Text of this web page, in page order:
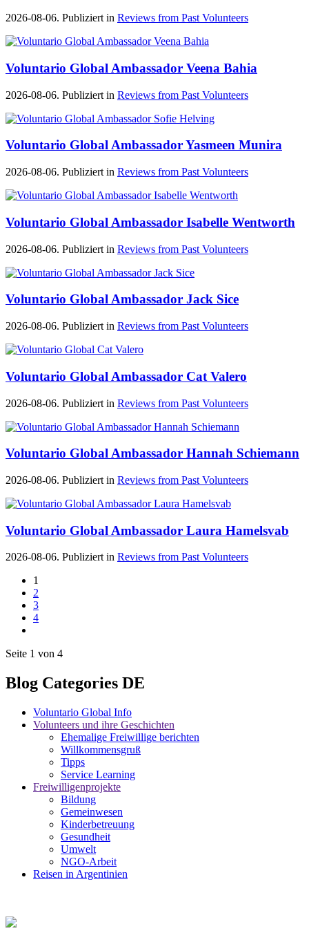
2026-08-06. Publiziert in Reviews from Past Volunteers
Voluntario Global Ambassador Veena Bahia
2026-08-06. Publiziert in Reviews from Past Volunteers
Voluntario Global Ambassador Yasmeen Munira
2026-08-06. Publiziert in Reviews from Past Volunteers
Voluntario Global Ambassador Isabelle Wentworth
2026-08-06. Publiziert in Reviews from Past Volunteers
Voluntario Global Ambassador Jack Sice
2026-08-06. Publiziert in Reviews from Past Volunteers
Voluntario Global Ambassador Cat Valero
2026-08-06. Publiziert in Reviews from Past Volunteers
Voluntario Global Ambassador Hannah Schiemann
2026-08-06. Publiziert in Reviews from Past Volunteers
Voluntario Global Ambassador Laura Hamelsvab
2026-08-06. Publiziert in Reviews from Past Volunteers
1
2
3
4
Seite 1 von 4
Blog Categories DE
Voluntario Global Info
Volunteers und ihre Geschichten
Ehemalige Freiwillige berichten
Willkommensgruß
Tipps
Service Learning
Freiwilligenprojekte
Bildung
Gemeinwesen
Kinderbetreuung
Gesundheit
Umwelt
NGO-Arbeit
Reisen in Argentinien